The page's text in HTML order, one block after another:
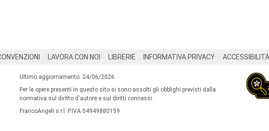
LAVORA CON NOI LIBRERIE INFORMATIVA PRIVACY ACCESSIBILITÁ
Ultimo aggiornamento: 24/06/2026
Per le opere presenti in questo sito si sono assolti gli obblighi previsti dalla
normativa sul diritto d'autore e sui diritti connessi.
FrancoAngeli s.r.l. P.IVA 04949880159